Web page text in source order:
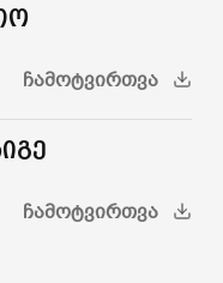
ᲩᲐᲛᲝᲢᲕᲘᲠᲗᲕᲐ
ᲩᲐᲛᲝᲢᲕᲘᲠᲗᲕᲐ